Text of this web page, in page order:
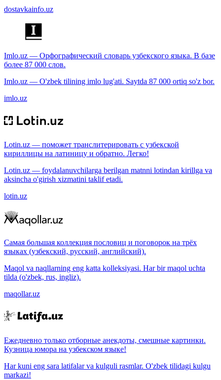
dostavkainfo.uz
Imlo.uz — Орфографический словарь узбекского языка. В базе
более 87 000 слов.
Imlo.uz — O'zbek tilining imlo lug'ati. Saytda 87 000 ortiq so'z bor.
imlo.uz
Lotin.uz — поможет транслитерировать с узбекской
кириллицы на латиницу и обратно. Легко!
Lotin.uz — foydalanuvchilarga berilgan matnni lotindan kirillga va
aksincha o'girish xizmatini taklif etadi.
lotin.uz
Самая большая коллекция пословиц и поговорок на трёх
языках (узбекский, русский, английский).
Maqol va naqllarning eng katta kolleksiyasi. Har bir maqol uchta
tilda (o'zbek, rus, ingliz).
maqollar.uz
Ежедневно только отборные анекдоты, смешные картинки.
Кузница юмора на узбекском языке!
Har kuni eng sara latifalar va kulguli rasmlar. O'zbek tilidagi kulgu
markazi!